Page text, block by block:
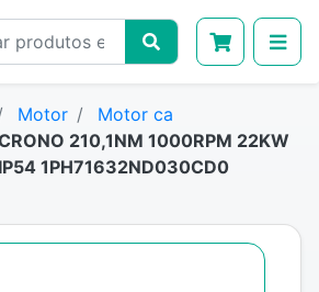
Motor
Motor ca
210,1NM 1000RPM 22KW
1PH71632ND030CD0